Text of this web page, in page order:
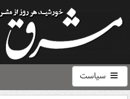
سیاست